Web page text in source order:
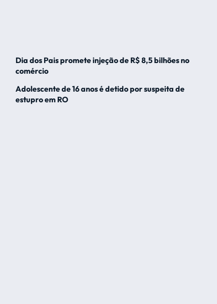
Dia dos Pais promete injeção de R$ 8,5 bilhões no
comércio
Adolescente de 16 anos é detido por suspeita de
estupro em RO